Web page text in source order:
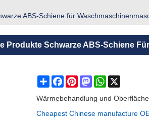
ABS-Schiene für
Schwarze ABS-Schiene
ShareFacebookPinterestMastodonWhatsApp
Wärmebehandlung und
Cheapest Chinese manufacture